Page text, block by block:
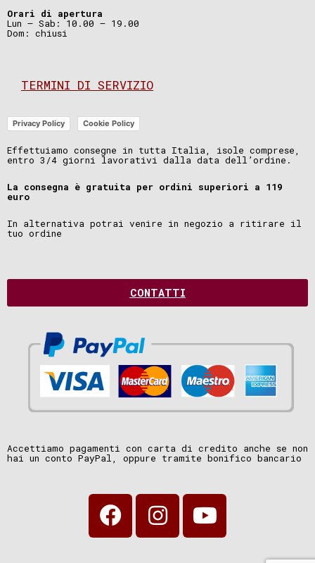
Orari di apertura
Lun – Sab: 10.00 – 19.00
Dom: chiusi
TERMINI DI SERVIZIO
Privacy Policy Cookie Policy
Effettuiamo consegne in tutta Italia, isole comprese,
entro 3/4 giorni lavorativi dalla data dell’ordine.
La consegna è gratuita per ordini superiori a 119
euro
In alternativa potrai venire in negozio a ritirare il
tuo ordine
CONTATTI
Accettiamo pagamenti con carta di credito anche se non
hai un conto PayPal, oppure tramite bonifico bancario